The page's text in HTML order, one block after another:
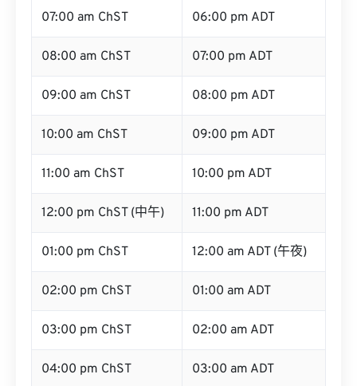
07:00 am ChST 06:00 pm ADT
08:00 am ChST 07:00 pm ADT
09:00 am ChST 08:00 pm ADT
10:00 am ChST 09:00 pm ADT
11:00 am ChST 10:00 pm ADT
12:00 pm ChST (中午) 11:00 pm ADT
01:00 pm ChST 12:00 am ADT (午夜)
02:00 pm ChST 01:00 am ADT
03:00 pm ChST 02:00 am ADT
04:00 pm ChST 03:00 am ADT